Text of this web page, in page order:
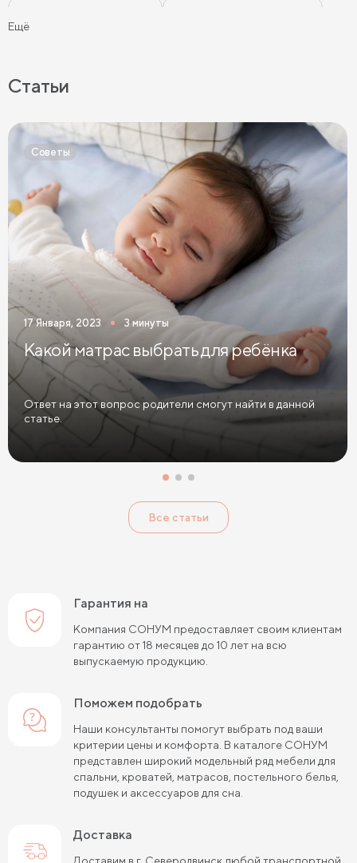
Детские матрасы 80х180 см
Детские матрасы 90х180 см
Детские матрасы 90х200 см
Детские матрасы из натурального латекса
Детские матрасы средней жесткости
Детские матрасы 60х120 Детские матрасы 70х160
Детские матрасы 80х160
Детские беспружинные матрасы
Детские кокосовые матрасы
Ещё
Статьи
Советы
17 Января, 2023 3 минуты
Какой матрас выбрать для ребёнка
Ответ на этот вопрос родители смогут найти в данной
статье.
Все статьи
Гарантия на
Компания СОНУМ предоставляет своим клиентам
гарантию от 18 месяцев до 10 лет на всю
выпускаемую продукцию.
Поможем подобрать
Наши консультанты помогут выбрать под ваши
критерии цены и комфорта. В каталоге СОНУМ
представлен широкий модельный ряд мебели для
спальни, кроватей, матрасов, постельного белья,
подушек и аксессуаров для сна.
Доставка